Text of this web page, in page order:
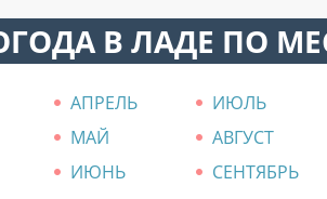
В ЛАДЕ ПО
АПРЕЛЬ
ИЮЛЬ
МАЙ
АВГУСТ
ИЮНЬ СЕНТЯБРЬ